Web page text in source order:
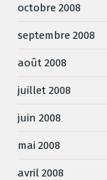
octobre 2008
septembre 2008
août 2008
juillet 2008
juin 2008
mai 2008
avril 2008